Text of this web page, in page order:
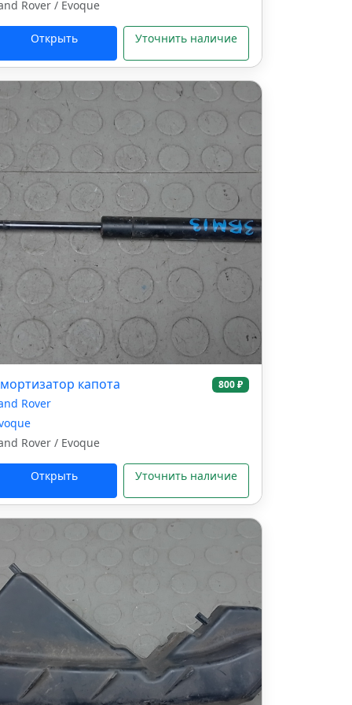
Rover / Evoque
Открыть Уточнить наличие
капота 800 ₽
Rover
Rover / Evoque
Открыть Уточнить наличие